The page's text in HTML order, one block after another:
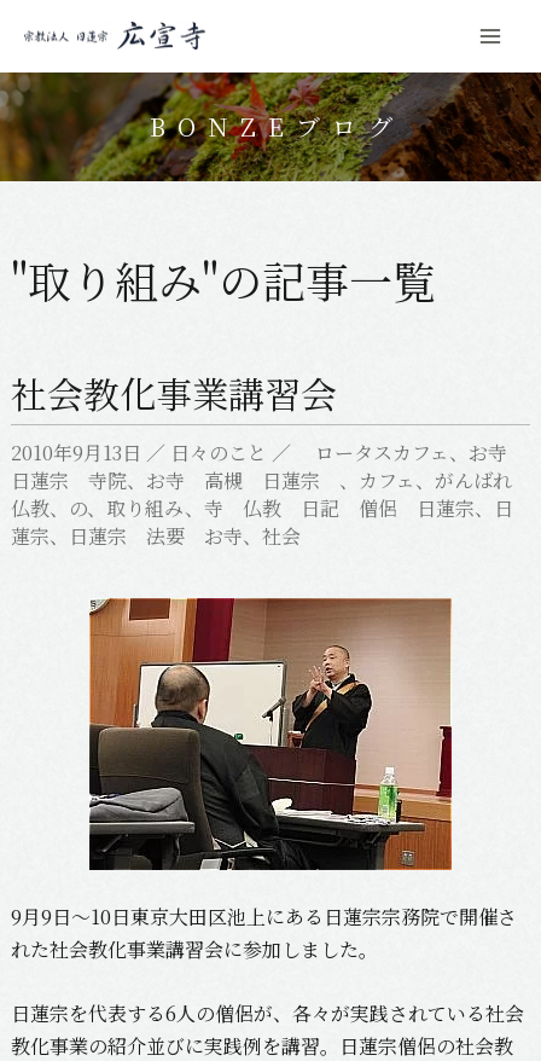
コ
ン
ン
ス
プ
BONZEブログ
"取り組み"の記事一覧
社会教化事業講習会
2010年9月13日 ／ 日々のこと ／ ロータスカフェ、 お寺
日蓮宗 寺院、 お寺 高槻 日蓮宗 、 カフェ、 がんばれ
仏教、 の、 取り組み、 寺 仏教 日記 僧侶 日蓮宗、
日
蓮宗、 日蓮宗 法要 お寺、 社会
9月9日〜10日東京大田区池上にある日蓮宗宗務院で開催さ
れた社会教化事業講習会に参加しました。
日蓮宗を代表する6人の僧侶が、各々が実践されている社会
教化事業の紹介並びに実践例を講習。日蓮宗僧侶の社会教